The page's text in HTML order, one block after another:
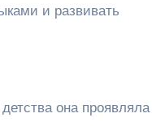
и развивать
она проявляла